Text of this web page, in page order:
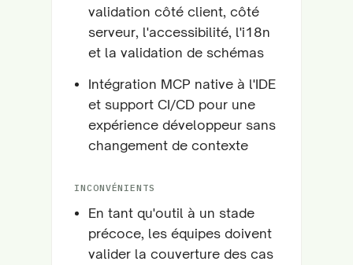
validation côté client, côté
serveur, l'accessibilité, l'i18n
et la validation de schémas
Intégration MCP native à l'IDE
et support CI/CD pour une
expérience développeur sans
changement de contexte
INCONVÉNIENTS
En tant qu'outil à un stade
précoce, les équipes doivent
valider la couverture des cas